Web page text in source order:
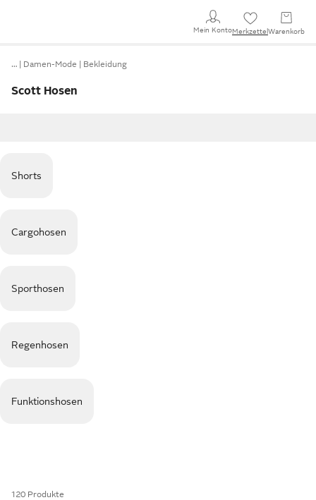
Mein KontoMerkzettel Warenkorb
… Damen-Mode Bekleidung
Scott Hosen
Shorts
Cargohosen
Sporthosen
Regenhosen
Funktionshosen
120 Produkte